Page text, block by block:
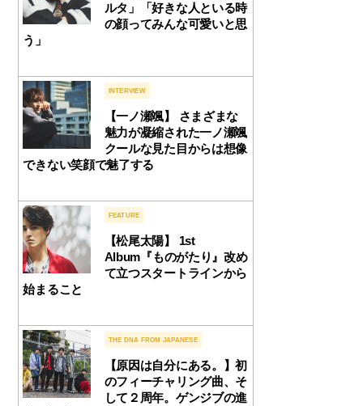
ルタ」「好きな人といる時
の顔ってみんな可愛いと思
う」
INTERVIEW
【一ノ瀬颯】 さまざまな
魅力が凝縮された一ノ瀬颯
クールな見た目からは想像
できない笑顔で魅了する
FEATURE
【松尾太陽】 1st
Album『ものがたり』改め
て立つスタートラインから
始まること
THE DNA FROM JAPANESE
【原因は自分にある。】初
のフィーチャリング曲、そ
して２周年。ゲンジブの進